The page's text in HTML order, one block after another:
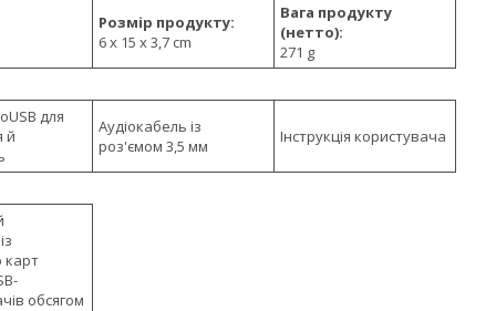
Розмір продукту:
6 x 15 x 3,7 cm
Вага продукту
(нетто):
271 g
для
й
Аудіокабель із
роз'ємом 3,5 мм
Інструкція користувача
карт
обсягом